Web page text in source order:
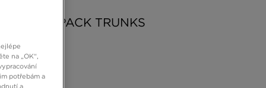
3 PACK TRUNKS
na „OK“,
potřebám a
a